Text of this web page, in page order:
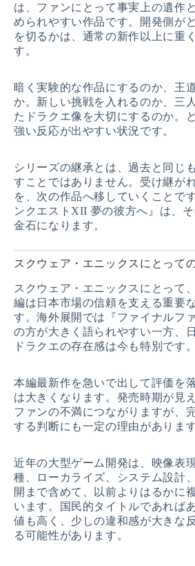
は、ファンにとって事実上の遺作
められやすい作品です。開発側が
を切るかは、通常の新作以上に重
す。
暗く実験的な作品にするのか、王
か。新しい挑戦を入れるのか、三
たドラクエ像を大切にするのか。
強い反応が出やすい状況です。
シリーズの継承とは、過去と同じ
すことではありません。受け継が
を、次の作品へ移していくことで
ンクエストXII 夢の彼方へ』は、
金石になります。
スクウェア・エニックスにとって
スクウェア・エニックスにとって
編は日本市場の信頼を支える重要
す。海外展開では『ファイナルフ
の方が大きく語られやすい一方、
ドラクエの存在感は今も特別です。
本編最新作を急いで出して評価を
は大きくなります。発売時期が見
ファンの不満につながりますが、
する判断にも一定の理由があります
近年の大型ゲーム開発は、映像表
種、ローカライズ、システム設計
開まで含めて、以前よりはるかに
います。国民的タイトルであれば
値も高く、少しの違和感が大きな
る可能性があります。